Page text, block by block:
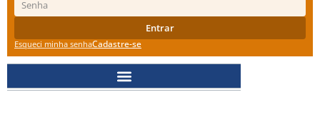
Entrar
Esqueci minha senhaCadastre-se